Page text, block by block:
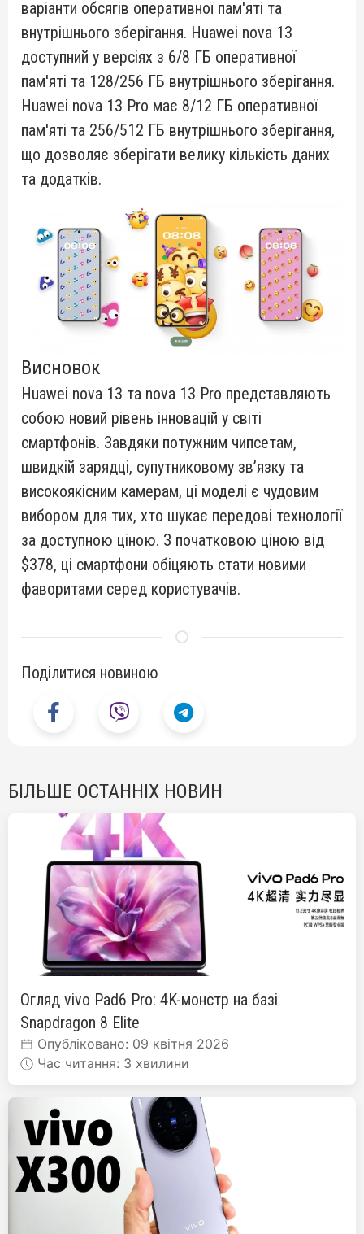
варіанти обсягів оперативної пам'яті та
внутрішнього зберігання. Huawei nova 13
доступний у версіях з 6/8 ГБ оперативної
пам'яті та 128/256 ГБ внутрішнього зберігання.
Huawei nova 13 Pro має 8/12 ГБ оперативної
пам'яті та 256/512 ГБ внутрішнього зберігання,
що дозволяє зберігати велику кількість даних
та додатків.
Висновок
Huawei nova 13 та nova 13 Pro представляють
собою новий рівень інновацій у світі
смартфонів. Завдяки потужним чипсетам,
швидкій зарядці, супутниковому зв’язку та
високоякісним камерам, ці моделі є чудовим
вибором для тих, хто шукає передові технології
за доступною ціною. З початковою ціною від
$378, ці смартфони обіцяють стати новими
фаворитами серед користувачів.
Поділитися новиною
БІЛЬШЕ ОСТАННІХ НОВИН
Огляд vivo Pad6 Pro: 4K-монстр на базі
Snapdragon 8 Elite
Опубліковано: 09 квітня 2026
Час читання: 3 хвилини